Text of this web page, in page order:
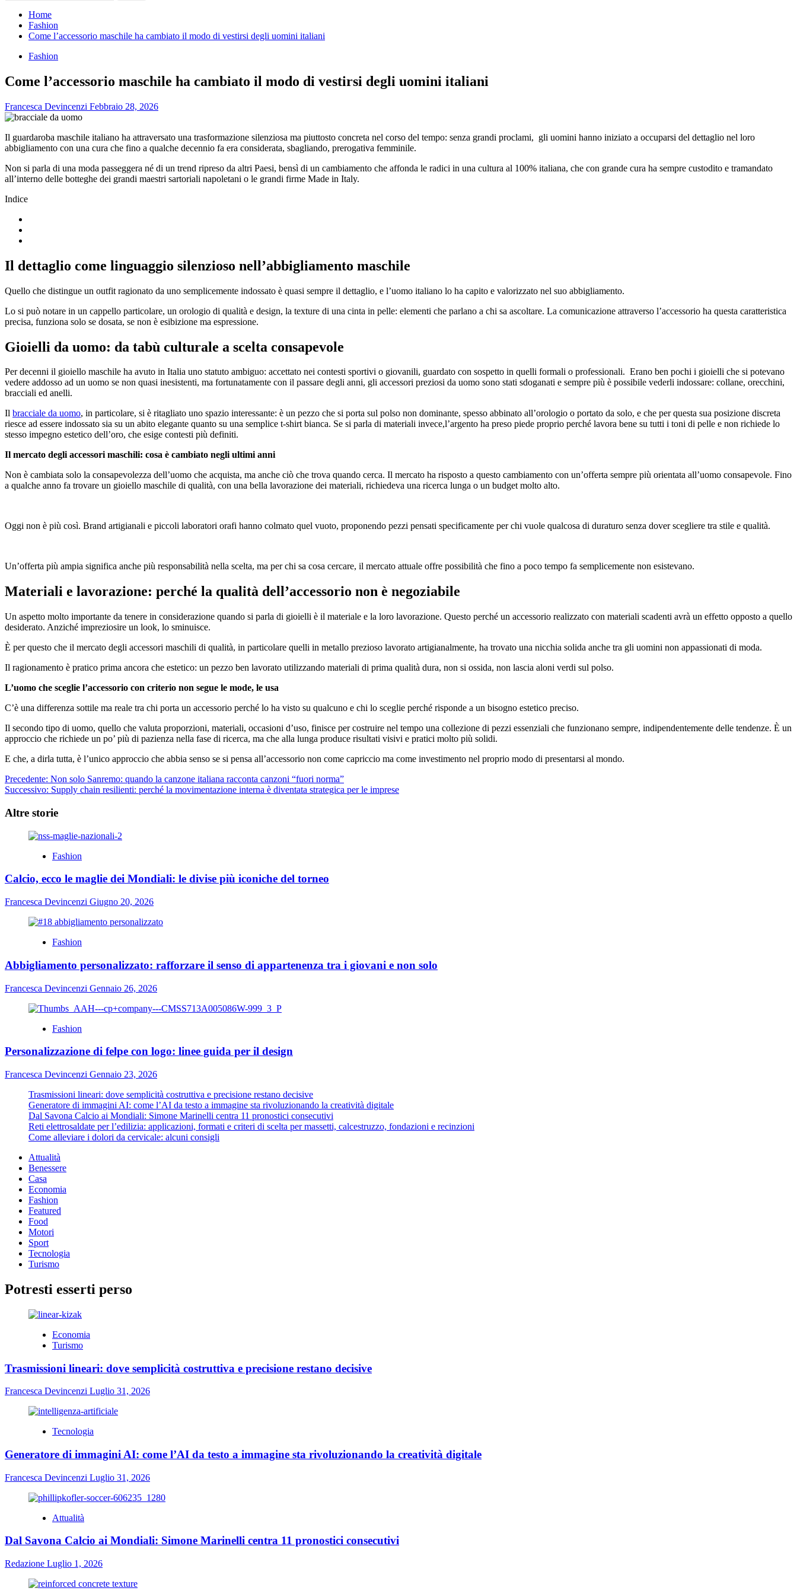
per:
Home
Fashion
Come l’accessorio maschile ha cambiato il modo di vestirsi degli uomini italiani
Fashion
Come l’accessorio maschile ha cambiato il modo di vestirsi degli uomini italiani
Francesca Devincenzi Febbraio 28, 2026
Il guardaroba maschile italiano ha attraversato una trasformazione silenziosa ma piuttosto concreta nel corso del tempo: senza grandi proclami, gli uomini hanno iniziato a occuparsi del dettaglio nel loro
abbigliamento con una cura che fino a qualche decennio fa era considerata, sbagliando, prerogativa femminile.
Non si parla di una moda passeggera né di un trend ripreso da altri Paesi, bensì di un cambiamento che affonda le radici in una cultura al 100% italiana, che con grande cura ha sempre custodito e tramandato
all’interno delle botteghe dei grandi maestri sartoriali napoletani o le grandi firme Made in Italy.
Indice
Il dettaglio come linguaggio silenzioso nell’abbigliamento maschile
Quello che distingue un outfit ragionato da uno semplicemente indossato è quasi sempre il dettaglio, e l’uomo italiano lo ha capito e valorizzato nel suo abbigliamento.
Lo si può notare in un cappello particolare, un orologio di qualità e design, la texture di una cinta in pelle: elementi che parlano a chi sa ascoltare. La comunicazione attraverso l’accessorio ha questa caratteristica
precisa, funziona solo se dosata, se non è esibizione ma espressione.
Gioielli da uomo: da tabù culturale a scelta consapevole
Per decenni il gioiello maschile ha avuto in Italia uno statuto ambiguo: accettato nei contesti sportivi o giovanili, guardato con sospetto in quelli formali o professionali. Erano ben pochi i gioielli che si potevano
vedere addosso ad un uomo se non quasi inesistenti, ma fortunatamente con il passare degli anni, gli accessori preziosi da uomo sono stati sdoganati e sempre più è possibile vederli indossare: collane, orecchini,
bracciali ed anelli.
Il bracciale da uomo, in particolare, si è ritagliato uno spazio interessante: è un pezzo che si porta sul polso non dominante, spesso abbinato all’orologio o portato da solo, e che per questa sua posizione discreta
riesce ad essere indossato sia su un abito elegante quanto su una semplice t-shirt bianca. Se si parla di materiali invece,l’argento ha preso piede proprio perché lavora bene su tutti i toni di pelle e non richiede lo
stesso impegno estetico dell’oro, che esige contesti più definiti.
Il mercato degli accessori maschili: cosa è cambiato negli ultimi anni
Non è cambiata solo la consapevolezza dell’uomo che acquista, ma anche ciò che trova quando cerca. Il mercato ha risposto a questo cambiamento con un’offerta sempre più orientata all’uomo consapevole. Fino
a qualche anno fa trovare un gioiello maschile di qualità, con una bella lavorazione dei materiali, richiedeva una ricerca lunga o un budget molto alto.
Oggi non è più così. Brand artigianali e piccoli laboratori orafi hanno colmato quel vuoto, proponendo pezzi pensati specificamente per chi vuole qualcosa di duraturo senza dover scegliere tra stile e qualità.
Un’offerta più ampia significa anche più responsabilità nella scelta, ma per chi sa cosa cercare, il mercato attuale offre possibilità che fino a poco tempo fa semplicemente non esistevano.
Materiali e lavorazione: perché la qualità dell’accessorio non è negoziabile
Un aspetto molto importante da tenere in considerazione quando si parla di gioielli è il materiale e la loro lavorazione. Questo perché un accessorio realizzato con materiali scadenti avrà un effetto opposto a quello
desiderato. Anziché impreziosire un look, lo sminuisce.
È per questo che il mercato degli accessori maschili di qualità, in particolare quelli in metallo prezioso lavorato artigianalmente, ha trovato una nicchia solida anche tra gli uomini non appassionati di moda.
Il ragionamento è pratico prima ancora che estetico: un pezzo ben lavorato utilizzando materiali di prima qualità dura, non si ossida, non lascia aloni verdi sul polso.
L’uomo che sceglie l’accessorio con criterio non segue le mode, le usa
C’è una differenza sottile ma reale tra chi porta un accessorio perché lo ha visto su qualcuno e chi lo sceglie perché risponde a un bisogno estetico preciso.
Il secondo tipo di uomo, quello che valuta proporzioni, materiali, occasioni d’uso, finisce per costruire nel tempo una collezione di pezzi essenziali che funzionano sempre, indipendentemente delle tendenze. È un
approccio che richiede un po’ più di pazienza nella fase di ricerca, ma che alla lunga produce risultati visivi e pratici molto più solidi.
E che, a dirla tutta, è l’unico approccio che abbia senso se si pensa all’accessorio non come capriccio ma come investimento nel proprio modo di presentarsi al mondo.
Navigazione
articolo
Precedente: Non solo Sanremo: quando la canzone italiana racconta canzoni “fuori norma”
Successivo: Supply chain resilienti: perché la movimentazione interna è diventata strategica per le imprese
Altre storie
Fashion
Calcio, ecco le maglie dei Mondiali: le divise più iconiche del torneo
Francesca Devincenzi Giugno 20, 2026
Fashion
Abbigliamento personalizzato: rafforzare il senso di appartenenza tra i giovani e non solo
Francesca Devincenzi Gennaio 26, 2026
Fashion
Personalizzazione di felpe con logo: linee guida per il design
Francesca Devincenzi Gennaio 23, 2026
Trasmissioni lineari: dove semplicità costruttiva e precisione restano decisive
Generatore di immagini AI: come l’AI da testo a immagine sta rivoluzionando la creatività digitale
Dal Savona Calcio ai Mondiali: Simone Marinelli centra 11 pronostici consecutivi
Reti elettrosaldate per l’edilizia: applicazioni, formati e criteri di scelta per massetti, calcestruzzo, fondazioni e recinzioni
Come alleviare i dolori da cervicale: alcuni consigli
Attualità
Benessere
Casa
Economia
Fashion
Featured
Food
Motori
Sport
Tecnologia
Turismo
Potresti esserti perso
Economia
Turismo
Trasmissioni lineari: dove semplicità costruttiva e precisione restano decisive
Francesca Devincenzi Luglio 31, 2026
Tecnologia
Generatore di immagini AI: come l’AI da testo a immagine sta rivoluzionando la creatività digitale
Francesca Devincenzi Luglio 31, 2026
Attualità
Dal Savona Calcio ai Mondiali: Simone Marinelli centra 11 pronostici consecutivi
Redazione Luglio 1, 2026